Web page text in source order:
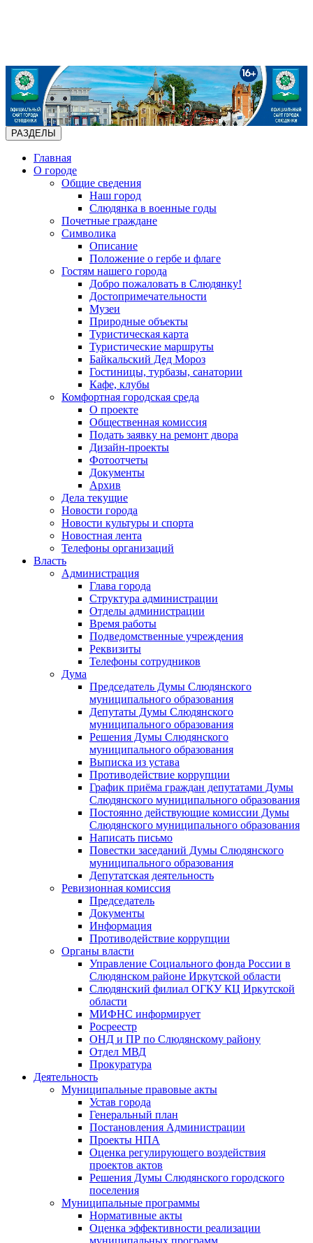
РАЗДЕЛЫ
Главная
О городе
Общие сведения
Наш город
Слюдянка в военные годы
Почетные граждане
Символика
Описание
Положение о гербе и флаге
Гостям нашего города
Добро пожаловать в Слюдянку!
Достопримечательности
Музеи
Природные объекты
Туристическая карта
Туристические маршруты
Байкальский Дед Мороз
Гостиницы, турбазы, санатории
Кафе, клубы
Комфортная городская среда
О проекте
Общественная комиссия
Подать заявку на ремонт двора
Дизайн-проекты
Фотоотчеты
Документы
Архив
Дела текущие
Новости города
Новости культуры и спорта
Новостная лента
Телефоны организаций
Власть
Администрация
Глава города
Структура администрации
Отделы администрации
Время работы
Подведомственные учреждения
Реквизиты
Телефоны сотрудников
Дума
Председатель Думы Слюдянского
муниципального образования
Депутаты Думы Слюдянского
муниципального образования
Решения Думы Слюдянского
муниципального образования
Выписка из устава
Противодействие коррупции
График приёма граждан депутатами Думы
Слюдянского муниципального образования
Постоянно действующие комиссии Думы
Слюдянского муниципального образования
Написать письмо
Повестки заседаний Думы Слюдянского
муниципального образования
Депутатская деятельность
Ревизионная комиссия
Председатель
Документы
Информация
Противодействие коррупции
Органы власти
Управление Социального фонда России в
Слюдянском районе Иркутской области
Слюдянский филиал ОГКУ КЦ Иркутской
области
МИФНС информирует
Росреестр
ОНД и ПР по Слюдянскому району
Отдел МВД
Прокуратура
Деятельность
Муниципальные правовые акты
Устав города
Генеральный план
Постановления Администрации
Проекты НПА
Оценка регулирующего воздействия
проектов актов
Решения Думы Слюдянского городского
поселения
Муниципальные программы
Нормативные акты
Оценка эффективности реализации